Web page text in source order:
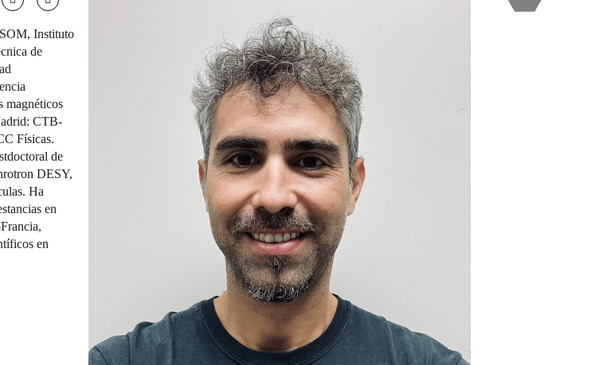
Instituto
de
magnéticos
CTB-
Físicas.
de
DESY,
Ha
en
en